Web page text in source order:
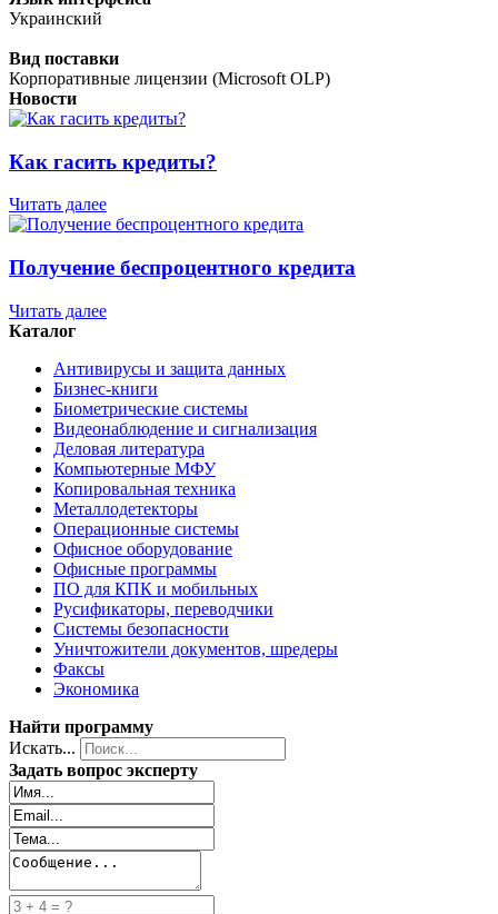
Украинский
Вид поставки
Корпоративные лицензии (Microsoft OLP)
Новости
Как гасить кредиты?
Читать далее
Получение беспроцентного кредита
Читать далее
Каталог
Антивирусы и защита данных
Бизнес-книги
Биометрические системы
Видеонаблюдение и сигнализация
Деловая литература
Компьютерные МФУ
Копировальная техника
Металлодетекторы
Операционные системы
Офисное оборудование
Офисные программы
ПО для КПК и мобильных
Русификаторы, переводчики
Системы безопасности
Уничтожители документов, шредеры
Факсы
Экономика
Найти программу
Искать...
Задать вопрос эксперту